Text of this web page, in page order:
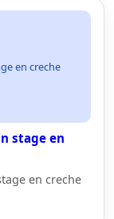
en creche
stage en
en creche